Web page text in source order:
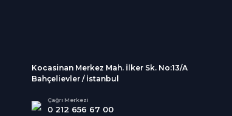
Kocasinan Merkez Mah. İlker Sk. No:13/A
Bahçelievler / İstanbul
Çağrı Merkezi
0 212 656 67 00